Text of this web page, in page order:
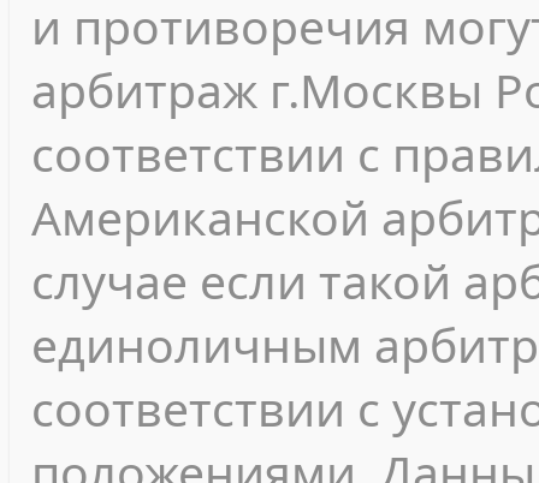
и противоречия
арбитраж г.Москвы
соответствии с
Американской
случае если такой
единоличным
соответствии с